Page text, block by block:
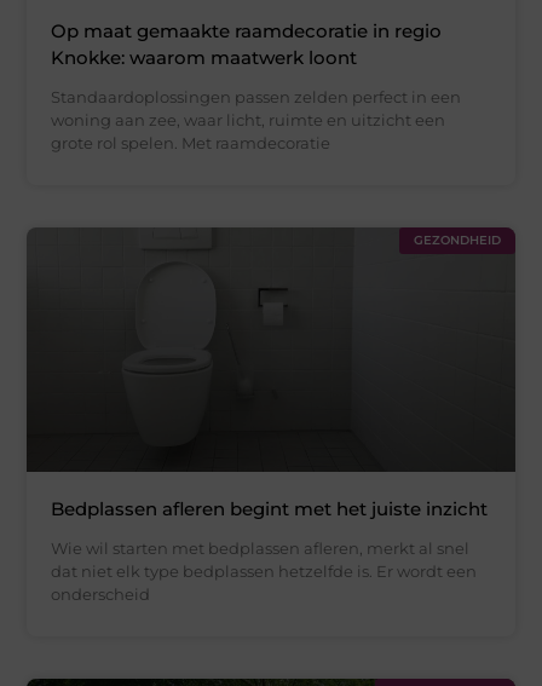
Op maat gemaakte raamdecoratie in regio
Knokke: waarom maatwerk loont
Standaardoplossingen passen zelden perfect in een
woning aan zee, waar licht, ruimte en uitzicht een
grote rol spelen. Met raamdecoratie
GEZONDHEID
Bedplassen afleren begint met het juiste inzicht
Wie wil starten met bedplassen afleren, merkt al snel
dat niet elk type bedplassen hetzelfde is. Er wordt een
onderscheid